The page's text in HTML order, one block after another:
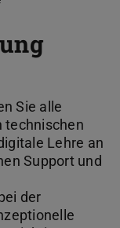
Sie alle
technischen
Lehre an
Support und
der